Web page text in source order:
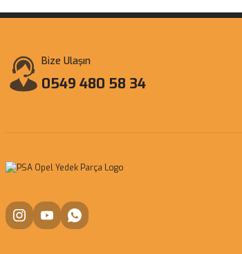
Bize Ulaşın
0549 480 58 34